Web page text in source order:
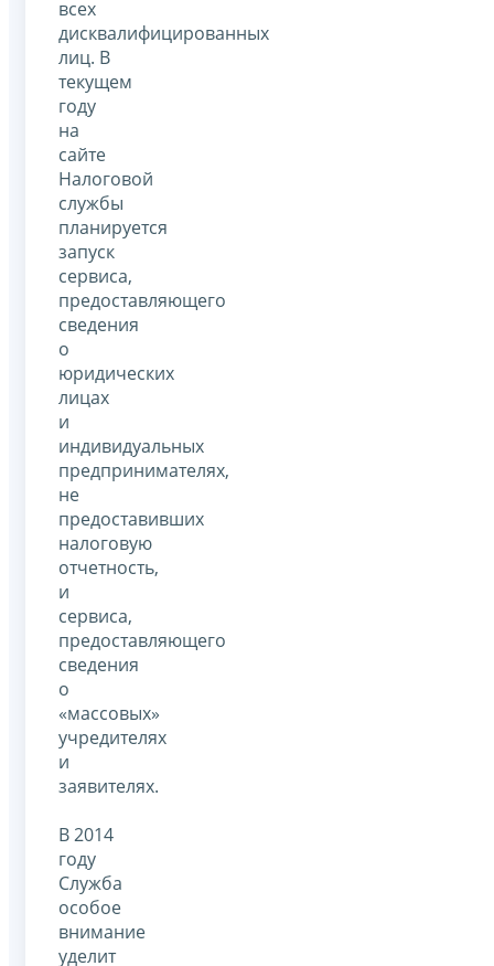
всех
дисквалифицированных
лиц. В
текущем
году
на
сайте
Налоговой
службы
планируется
запуск
сервиса,
предоставляющего
сведения
о
юридических
лицах
и
индивидуальных
предпринимателях,
не
предоставивших
налоговую
отчетность,
и
сервиса,
предоставляющего
сведения
о
«массовых»
учредителях
и
заявителях.
В 2014
году
Служба
особое
внимание
уделит